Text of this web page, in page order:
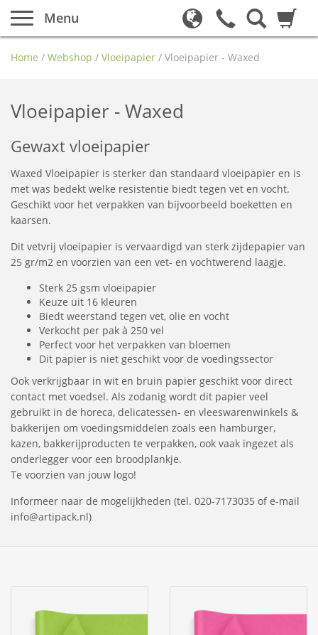
Menu
Home / Webshop / Vloeipapier / Vloeipapier - Waxed
Vloeipapier - Waxed
Gewaxt vloeipapier
Waxed Vloeipapier is sterker dan standaard vloeipapier en is
met was bedekt welke resistentie biedt tegen vet en vocht.
Geschikt voor het verpakken van bijvoorbeeld boeketten en
kaarsen.
Dit vetvrij vloeipapier is vervaardigd van sterk zijdepapier van
25 gr/m2 en voorzien van een vet- en vochtwerend laagje.
Sterk 25 gsm vloeipapier
Keuze uit 16 kleuren
Biedt weerstand tegen vet, olie en vocht
Verkocht per pak à 250 vel
Perfect voor het verpakken van bloemen
Dit papier is niet geschikt voor de voedingssector
Ook verkrijgbaar in wit en bruin papier geschikt voor direct
contact met voedsel. Als zodanig wordt dit papier veel
gebruikt in de horeca, delicatessen- en vleeswarenwinkels &
bakkerijen om voedingsmiddelen zoals een hamburger,
kazen, bakkerijproducten te verpakken, ook vaak ingezet als
onderlegger voor een broodplankje.
Te voorzien van jouw logo!
Informeer naar de mogelijkheden (tel. 020-7173035 of e-mail
info@artipack.nl)